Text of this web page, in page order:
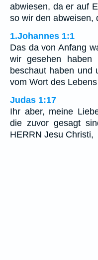
abwiesen, da er auf
so wir den abweisen,
1.Johannes 1:1
Das da von Anfang
wir gesehen
beschaut haben und
vom Wort des Lebens
Judas 1:17
Ihr aber, meine
die zuvor gesagt
HERRN Jesu Christi,